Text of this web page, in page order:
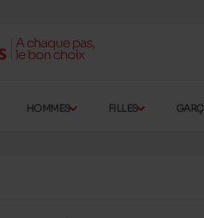
HOMMES FILLES